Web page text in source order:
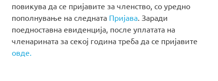
повикува да се пријавите за членство, со уредно
пополнување на следната Пријава . Заради
поедноставна евиденција, после уплатата на
членарината за секој година треба да се пријавите
овде.